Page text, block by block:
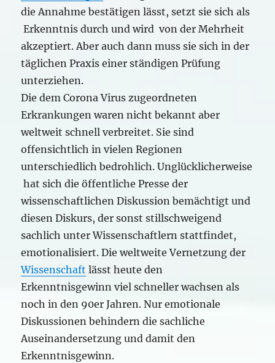
die Annahme bestätigen lässt, setzt sie sich als
Erkenntnis durch und wird von der Mehrheit
akzeptiert. Aber auch dann muss sie sich in der
täglichen Praxis einer ständigen Prüfung
unterziehen.
Die dem Corona Virus zugeordneten
Erkrankungen waren nicht bekannt aber
weltweit schnell verbreitet. Sie sind
offensichtlich in vielen Regionen
unterschiedlich bedrohlich. Unglücklicherweise
hat sich die öffentliche Presse der
wissenschaftlichen Diskussion bemächtigt und
diesen Diskurs, der sonst stillschweigend
sachlich unter Wissenschaftlern stattfindet,
emotionalisiert. Die weltweite Vernetzung der
Wissenschaft lässt heute den
Erkenntnisgewinn viel schneller wachsen als
noch in den 90er Jahren. Nur emotionale
Diskussionen behindern die sachliche
Auseinandersetzung und damit den
Erkenntnisgewinn.